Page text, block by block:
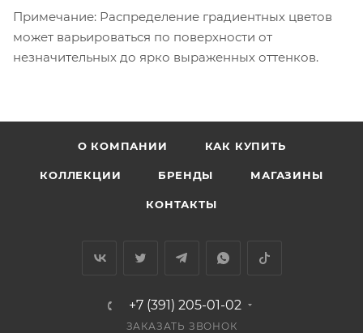
Примечание: Распределение градиентных цветов
может варьироваться по поверхности от
незначительных до ярко выраженных оттенков.
О КОМПАНИИ КАК КУПИТЬ
КОЛЛЕКЦИИ БРЕНДЫ МАГАЗИНЫ
КОНТАКТЫ
+7 (391) 205-01-02
ЗАКАЗАТЬ ЗВОНОК